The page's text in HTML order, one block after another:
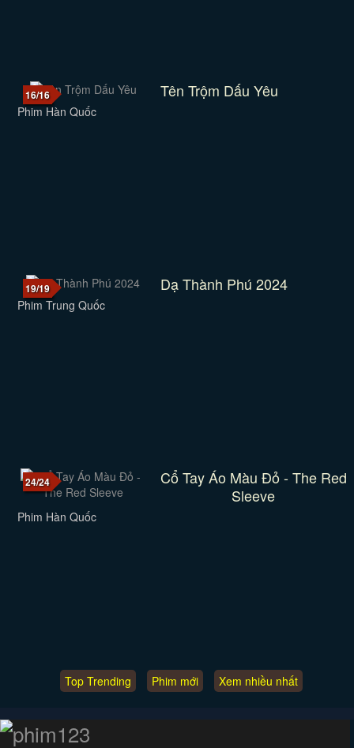
16/16 Tên Trộm Dấu Yêu
Phim Hàn Quốc
19/19 Dạ Thành Phú 2024
Phim Trung Quốc
24/24
Cổ Tay Áo Màu Đỏ - The Red
Sleeve
Phim Hàn Quốc
Top Trending Phim mới Xem nhiều nhất